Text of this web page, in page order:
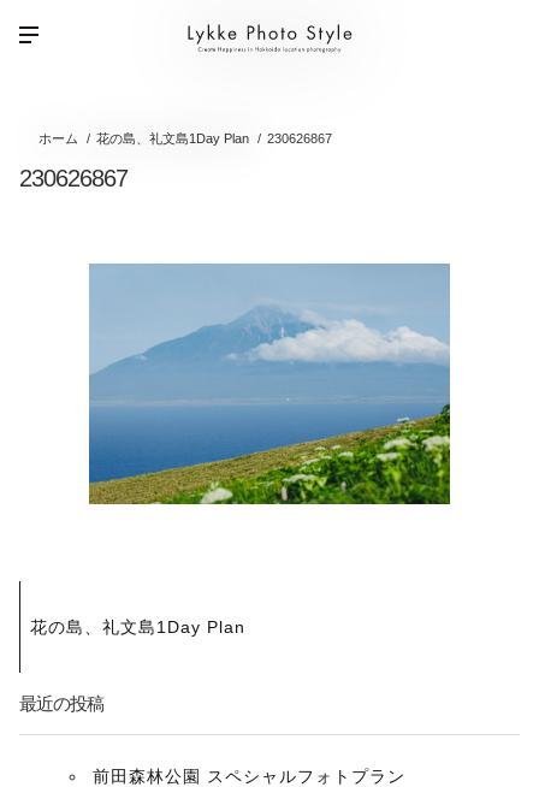
ホーム 花の島、礼文島1Day Plan 230626867
230626867
投
稿
ナ
花の島、礼文島1Day Plan
最近の投稿
前田森林公園 スペシャルフォトプラン